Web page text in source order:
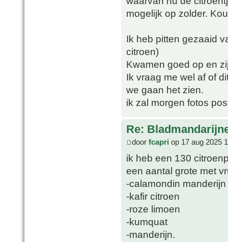
mogelijk op zolder.
Ik heb pitten gezaaid
citroen)
Kwamen goed op en
Ik vraag me wel af of
we gaan het zien.
ik zal morgen fotos
Re:
door fcapri op 17 aug 2025
ik heb een 130
een aantal grote met
-calamondin manderijn
-kafir citroen
-roze limoen
-kumquat
-manderijn.